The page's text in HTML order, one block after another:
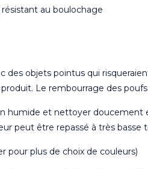
au boulochage
des objets pointus qui
Le rembourrage des
humide et nettoyer
peut être repassé à très basse
pour plus de choix de couleurs)